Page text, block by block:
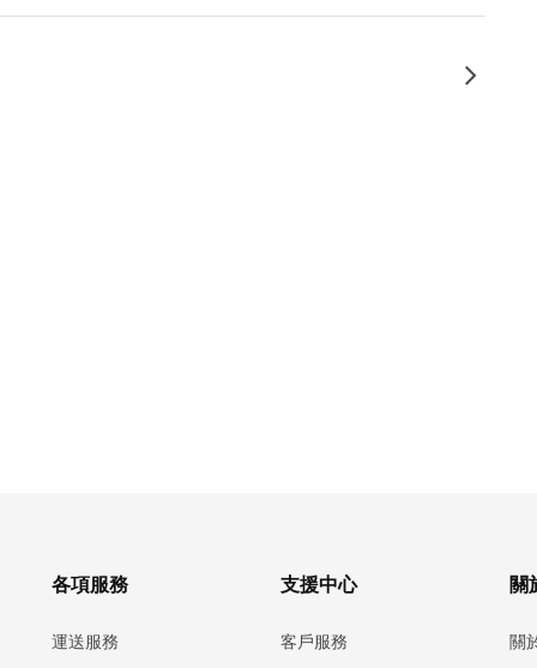
各項服務
運送服務
支援中心
客戶服務
關
關